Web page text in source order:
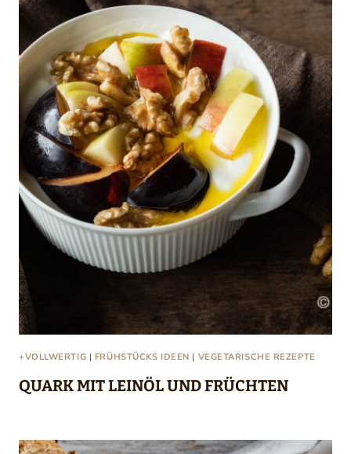
+VOLLWERTIG | FRÜHSTÜCKS IDEEN | VEGETARISCHE REZEPTE
QUARK MIT LEINÖL UND FRÜCHTEN